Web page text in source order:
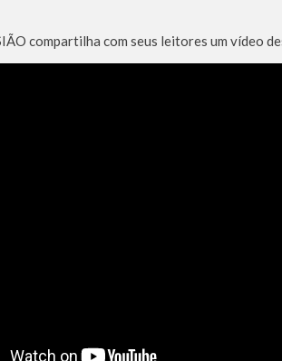
compartilha com seus leitores um vídeo